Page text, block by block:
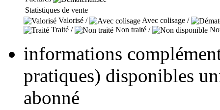
Statistiques de vente
Valorisé /
Avec colisage /
Traité /
Non traité /
informations
pratiques) disponibles
abonné